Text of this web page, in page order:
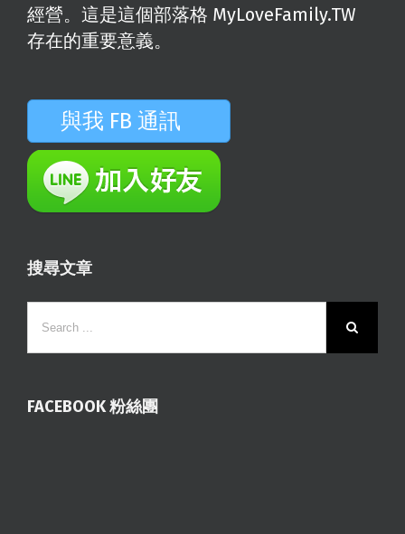
經營。這是這個部落格 MyLoveFamily.TW
存在的重要意義。
與我 FB 通訊
搜尋文章
FACEBOOK 粉絲團